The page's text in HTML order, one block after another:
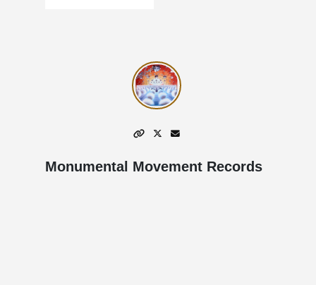
Monumental Movement Records